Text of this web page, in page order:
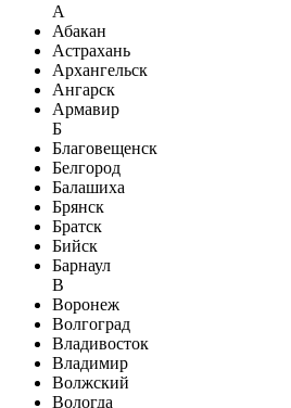
А
Абакан
Астрахань
Архангельск
Ангарск
Армавир
Б
Благовещенск
Белгород
Балашиха
Брянск
Братск
Бийск
Барнаул
В
Воронеж
Волгоград
Владивосток
Владимир
Волжский
Вологда